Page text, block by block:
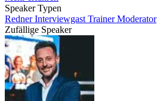
Speaker Typen
RednerInterviewgast TrainerModerator
Zufällige Speaker